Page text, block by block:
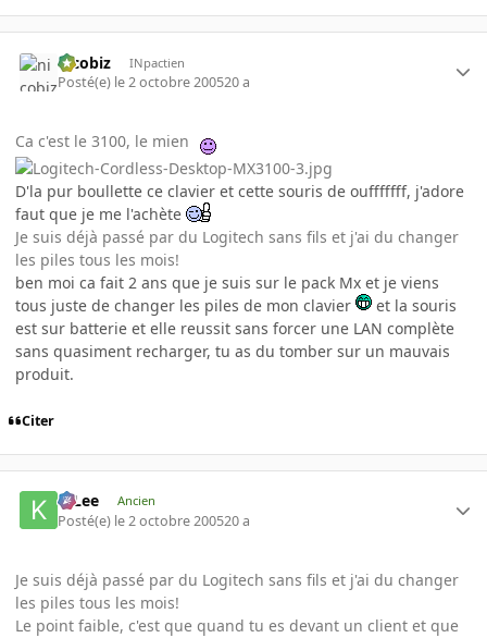
nicobiz INpactien
Posté(e) le 2 octobre 200520 a
Ca c'est le 3100, le mien
D'la pur boullette ce clavier et cette souris de oufffffff, j'adore
faut que je me l'achète
Je suis déjà passé par du Logitech sans fils et j'ai du changer
les piles tous les mois!
ben moi ca fait 2 ans que je suis sur le pack Mx et je viens
tous juste de changer les piles de mon clavier
et la souris
est sur batterie et elle reussit sans forcer une LAN complète
sans quasiment recharger, tu as du tomber sur un mauvais
produit.
Citer
K-Lee Ancien
Posté(e) le 2 octobre 200520 a
Je suis déjà passé par du Logitech sans fils et j'ai du changer
les piles tous les mois!
Le point faible, c'est que quand tu es devant un client et que